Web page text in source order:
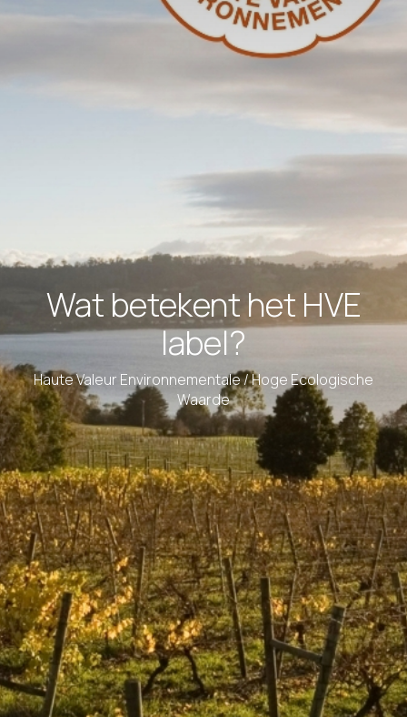
Wat betekent het HVE
label?
Haute Valeur Environnementale / Hoge Ecologische
Waarde